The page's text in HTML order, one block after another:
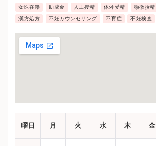
女医在籍 助成金 人工授精 体外受精 顕微授精
漢方処方 不妊カウンセリング 不育症 不妊検査
曜日 月 火 水 木 金